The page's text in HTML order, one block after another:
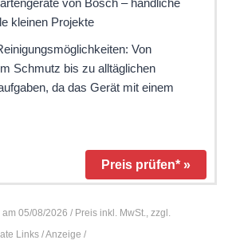
von Bosch – handliche
kleinen Projekte
Von
Schmutz bis zu alltäglichen
da das Gerät mit einem
Preis prüfen* »
05/08/2026 / Preis inkl. MwSt., zzgl.
Links / Anzeige /